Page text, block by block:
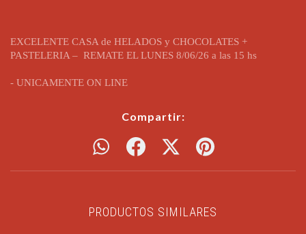
EXCELENTE CASA de HELADOS y CHOCOLATES +
PASTELERIA – REMATE EL LUNES 8/06/26 a las 15 hs
- UNICAMENTE ON LINE
Compartir:
PRODUCTOS SIMILARES